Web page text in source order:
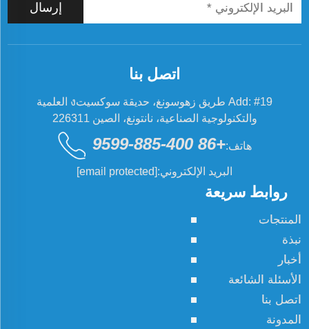
إرسال
روابط سريعة
المنتجات
نبذة
أخبار
الأسئلة الشائعة
اتصل بنا
المدونة
اتصل بنا
Add: #19 طريق زهوسونغ، حديقة سوكسيتง العلمية
والتكنولوجية الصناعية، نانتونغ، الصين 226311
هاتف:+86 400-885-9599
البريد الإلكتروني:[email protected]